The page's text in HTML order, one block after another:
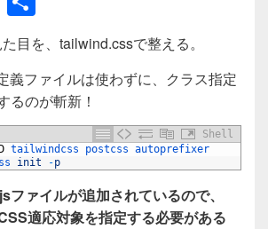
n
e
有
目を、tailwind.cssで整える。
義ファイルは使わずに、クラス指定
るのが斬新！
Shell
tailwindcss postcss autoprefixer
init -p
ァイルが追加されているので、
適応対象を指定する必要がある